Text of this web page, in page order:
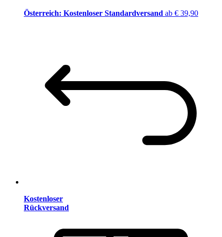
Österreich: Kostenloser Standardversand ab € 39,90
Kostenloser
Rückversand